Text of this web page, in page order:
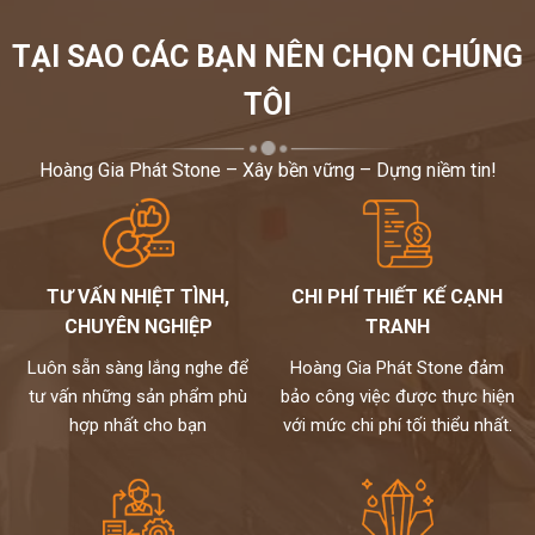
TẠI SAO CÁC BẠN NÊN CHỌN CHÚNG
TÔI
Hoàng Gia Phát Stone – Xây bền vững – Dựng niềm tin!
TƯ VẤN NHIỆT TÌNH,
CHUYÊN NGHIỆP
Luôn sẵn sàng lắng nghe để
tư vấn những sản phẩm phù
hợp nhất cho bạn
CHI PHÍ THIẾT KẾ CẠNH
TRANH
Hoàng Gia Phát Stone đảm
bảo công việc được thực hiện
với mức chi phí tối thiểu nhất.